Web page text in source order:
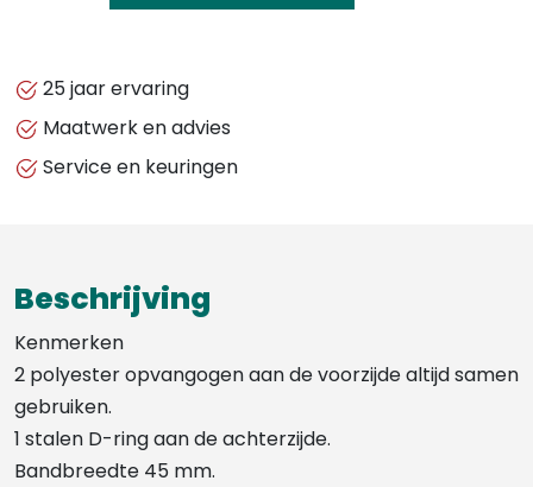
aantal25 jaar ervaring
Maatwerk en advies
Service en keuringen
Beschrijving
Kenmerken
2 polyester opvangogen aan de voorzijde altijd samen
gebruiken.
1 stalen D-ring aan de achterzijde.
Bandbreedte 45 mm.